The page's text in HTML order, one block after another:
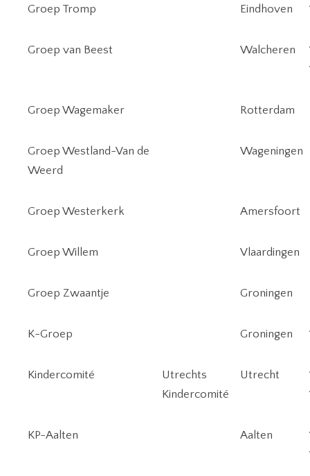
Groep Tromp Eindhoven
Groep van Beest Walcheren
Groep Wagemaker Rotterdam
Groep Westland-Van de
Weerd
Wageningen
Groep Westerkerk Amersfoort
Groep Willem Vlaardingen
Groep Zwaantje Groningen
K-Groep Groningen
Kindercomité
Utrechts
Kindercomité
Utrecht
KP-Aalten Aalten